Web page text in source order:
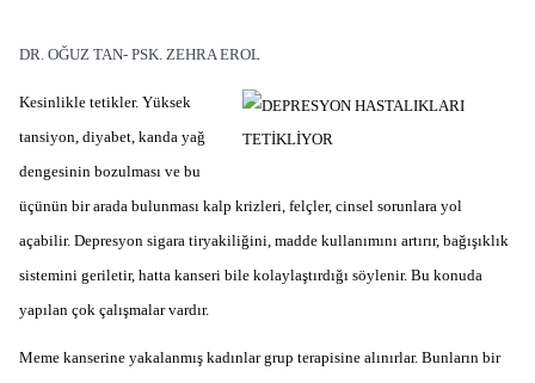
DR. OĞUZ TAN- PSK. ZEHRA EROL
Kesinlikle tetikler. Yüksek
tansiyon, diyabet, kanda yağ
dengesinin bozulması ve bu
üçünün bir arada bulunması kalp krizleri, felçler, cinsel sorunlara yol
açabilir. Depresyon sigara tiryakiliğini, madde kullanımını artırır, bağışıklık
sistemini geriletir, hatta kanseri bile kolaylaştırdığı söylenir. Bu konuda
yapılan çok çalışmalar vardır.
Meme kanserine yakalanmış kadınlar grup terapisine alınırlar. Bunların bir